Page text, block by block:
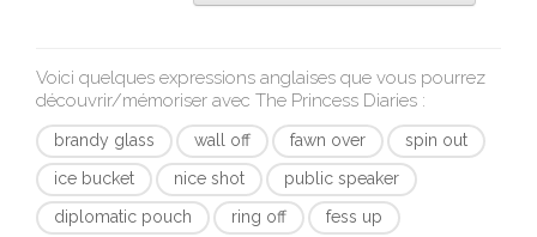
Voici quelques expressions anglaises que vous pourrez
découvrir/mémoriser avec The Princess Diaries :
brandy glass wall off fawn over
spin out
ice bucket
nice shot
public speaker
diplomatic pouch
ring off fess up